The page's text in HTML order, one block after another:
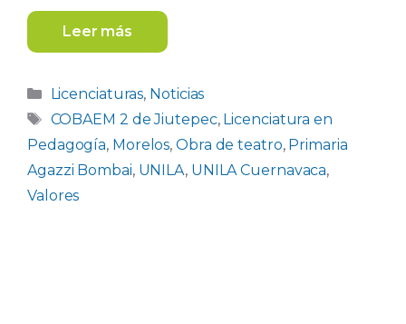
Leer más
Categorías
Licenciaturas, Noticias
Etiquetas
COBAEM 2 de Jiutepec, Licenciatura en
Pedagogía, Morelos,Obra de teatro, Primaria
Agazzi Bombai, UNILA, UNILA Cuernavaca,
Valores